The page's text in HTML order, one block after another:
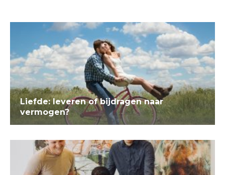
Liefde: leveren of bijdragen naar
vermogen?